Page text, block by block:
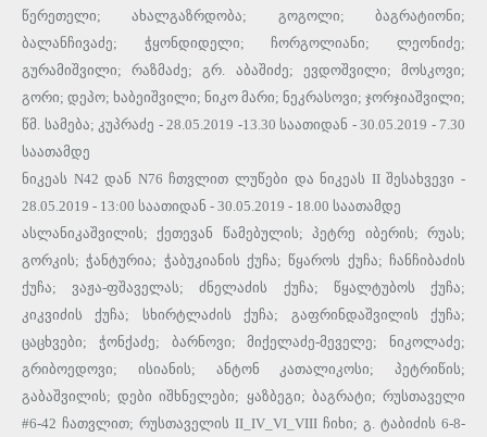
წერეთელი; ახალგაზრდობა; გოგოლი; ბაგრატიონი;
ბალანჩივაძე; ჭყონდიდელი; ჩორგოლიანი; ლეონიძე;
გურამიშვილი; რაზმაძე; გრ. აბაშიძე; ევდოშვილი; მოსკოვი;
გორი; დეპო; ხაბეიშვილი; ნიკო მარი; ნეკრასოვი; ჯორჯიაშვილი;
წმ. სამება; კუპრაძე - 28.05.2019 -13.30 საათიდან - 30.05.2019 - 7.30
საათამდე
ნიკეას N42 დან N76 ჩთვლით ლუწები და ნიკეას II შესახვევი -
28.05.2019 - 13:00 საათიდან - 30.05.2019 - 18.00 საათამდე
ასლანიკაშვილის; ქეთევან წამებულის; პეტრე იბერის; რუას;
გორკის; ჭანტურია; ჭაბუკიანის ქუჩა; წყაროს ქუჩა; ჩანჩიბაძის
ქუჩა; ვაჟა-ფშაველას; ძნელაძის ქუჩა; წყალტუბოს ქუჩა;
კიკვიძის ქუჩა; სხირტლაძის ქუჩა; გაფრინდაშვილის ქუჩა;
ცაცხვები; ჭონქაძე; ბარნოვი; მიქელაძე-მეველე; ნიკოლაძე;
გრიბოედოვი; ისიანის; ანტონ კათალიკოსი; პეტრიწის;
გაბაშვილის; დები იშხნელები; ყაზბეგი; ბაგრატი; რუსთაველი
#6-42 ჩათვლით; რუსთაველის II_IV_VI_VIII ჩიხი; გ. ტაბიძის 6-8-